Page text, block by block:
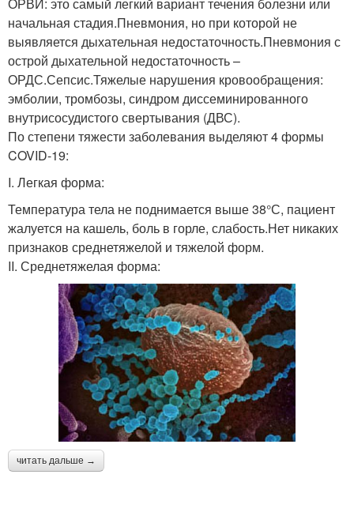
начальная стадия.Пневмония, но при которой не
выявляется дыхательная недостаточность.Пневмония с
острой дыхательной недостаточность –
ОРДС.Сепсис.Тяжелые нарушения кровообращения:
эмболии, тромбозы, синдром диссеминированного
внутрисосудистого свертывания (ДВС).
По степени тяжести заболевания выделяют 4 формы
COVID-19:
I. Легкая форма:
Температура тела не поднимается выше 38°С, пациент
жалуется на кашель, боль в горле, слабость.Нет никаких
признаков среднетяжелой и тяжелой форм.
II. Среднетяжелая форма:
читать дальше →